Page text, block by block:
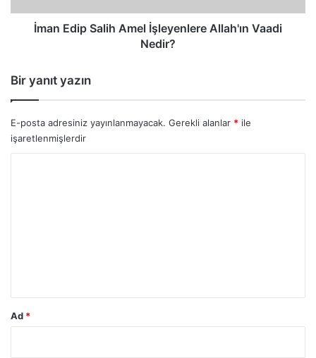
İman Edip Salih Amel İşleyenlere Allah'ın Vaadi
Nedir?
Bir yanıt yazın
E-posta adresiniz yayınlanmayacak. Gerekli alanlar * ile
işaretlenmişlerdir
Ad *